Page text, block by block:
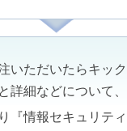
いただいたらキッ
詳細などについて
『情報セキュリテ